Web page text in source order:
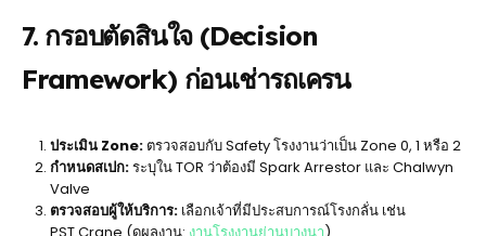
7. กรอบตัดสินใจ (Decision
Framework) ก่อนเช่ารถเครน
ประเมิน Zone: ตรวจสอบกับ Safety โรงงานว่าเป็น Zone 0, 1 หรือ 2
กำหนดสเปก:ระบุใน TOR ว่าต้องมี Spark Arrestor และ Chalwyn
Valve
ตรวจสอบผู้ให้บริการ: เลือกเจ้าที่มีประสบการณ์โรงกลั่น เช่น
PST.Crane (ดูผลงาน: งานโรงงานย่านบางนา)